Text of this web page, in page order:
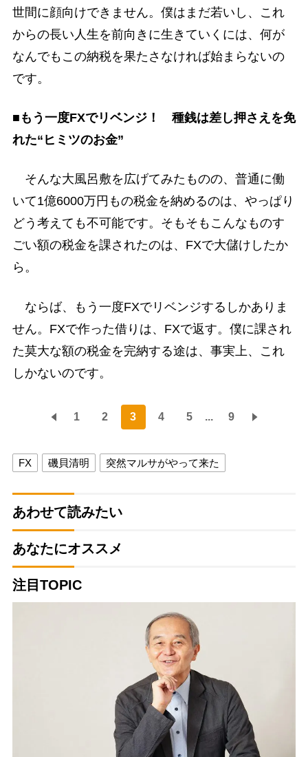
世間に顔向けできません。僕はまだ若いし、これ
からの長い人生を前向きに生きていくには、何が
なんでもこの納税を果たさなければ始まらないの
です。
■もう一度FXでリベンジ！ 種銭は差し押さえを免
れた“ヒミツのお金”
そんな大風呂敷を広げてみたものの、普通に働
いて1億6000万円もの税金を納めるのは、やっぱり
どう考えても不可能です。そもそもこんなものす
ごい額の税金を課されたのは、FXで大儲けしたか
ら。
ならば、もう一度FXでリベンジするしかありま
せん。FXで作った借りは、FXで返す。僕に課され
た莫大な額の税金を完納する途は、事実上、これ
しかないのです。
1 2 3 4 5 ... 9
FX 磯貝清明 突然マルサがやって来た
あわせて読みたい
あなたにオススメ
注目TOPIC